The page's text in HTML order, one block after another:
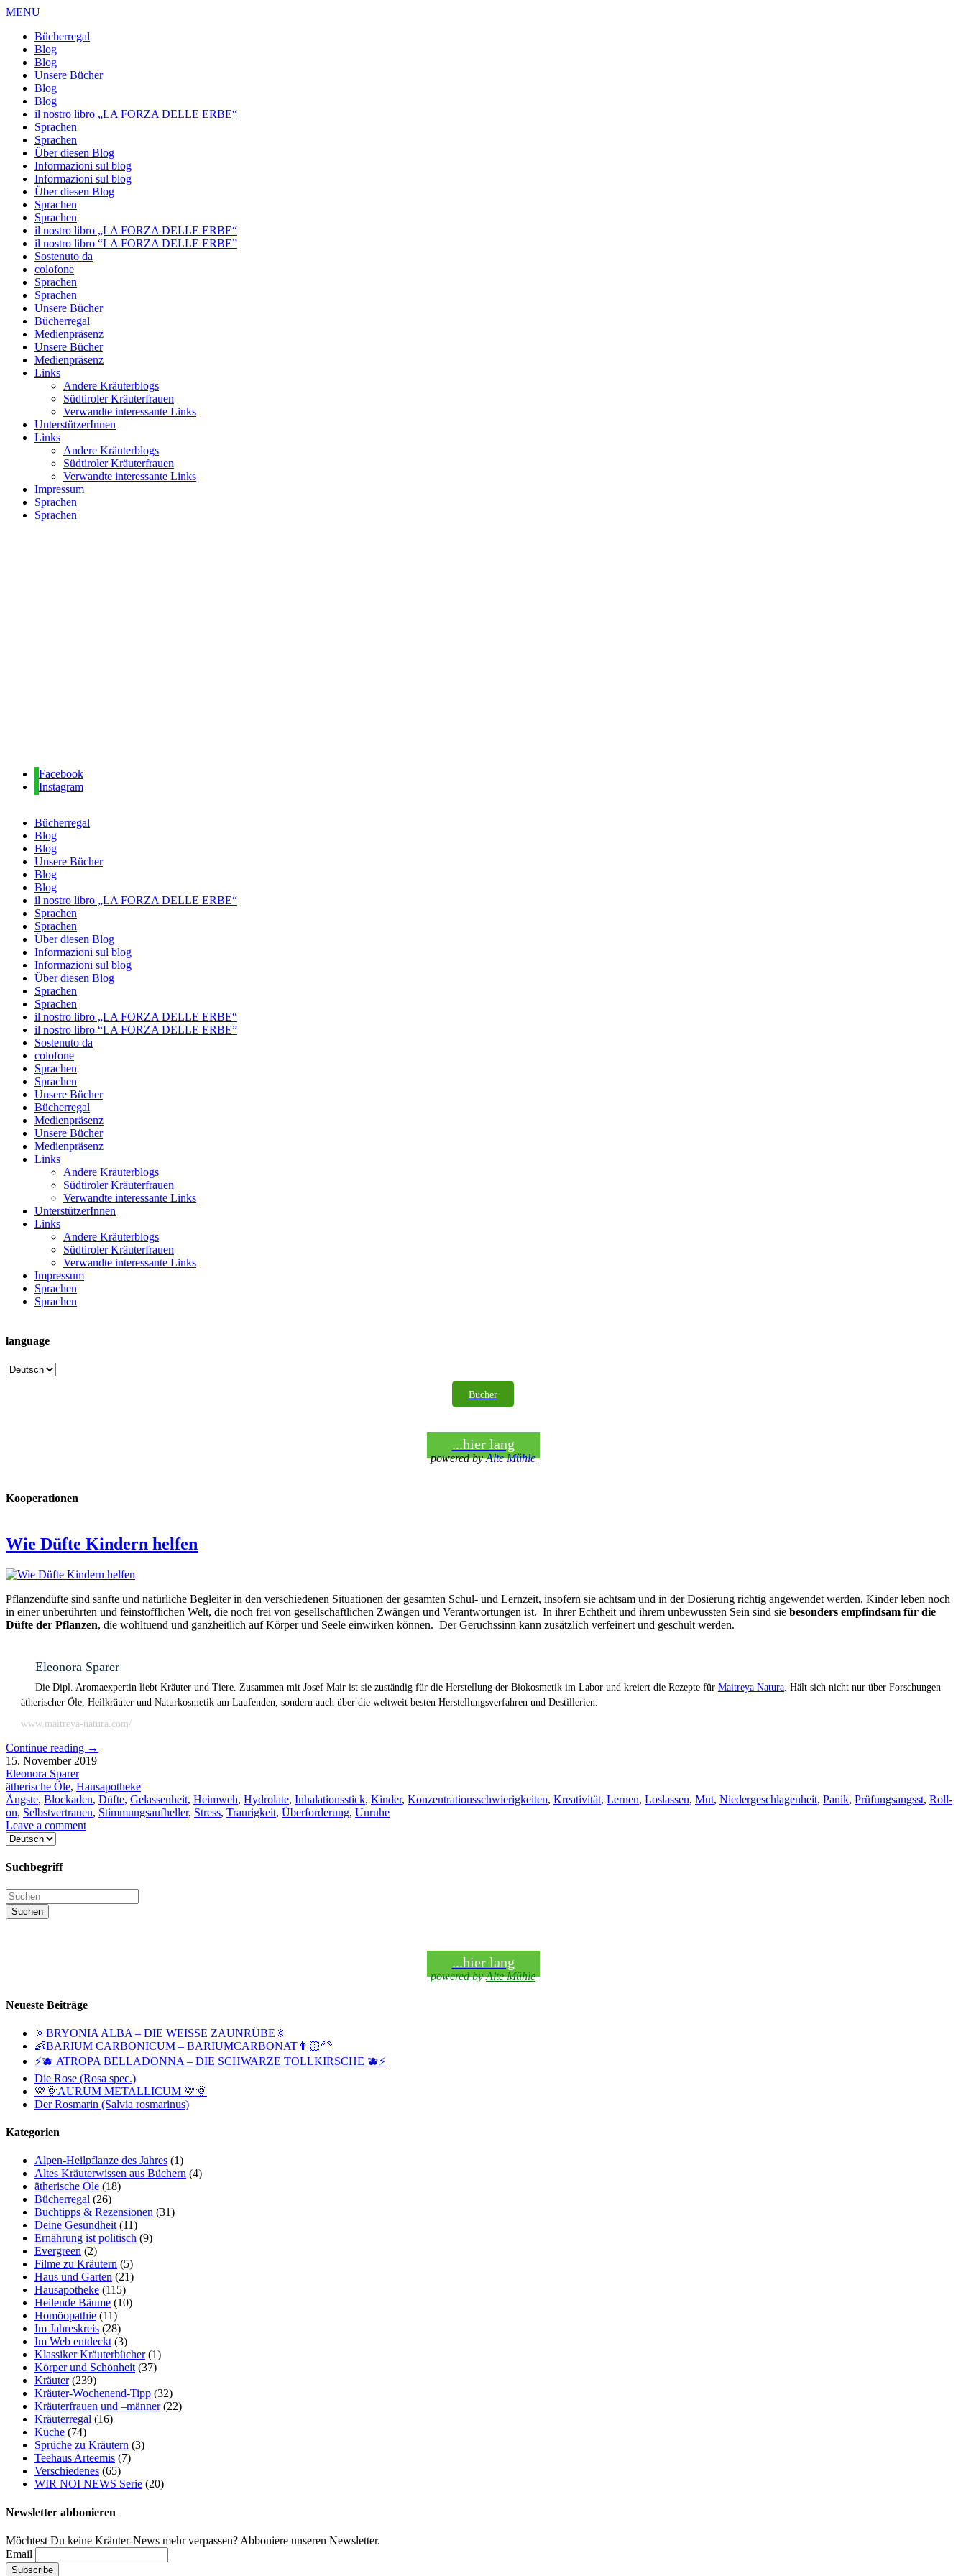
MENU
Bücherregal
Blog
Blog
Unsere Bücher
Blog
Blog
il nostro libro „LA FORZA DELLE ERBE“
Sprachen
Sprachen
Über diesen Blog
Informazioni sul blog
Informazioni sul blog
Über diesen Blog
Sprachen
Sprachen
il nostro libro „LA FORZA DELLE ERBE“
il nostro libro “LA FORZA DELLE ERBE”
Sostenuto da
colofone
Sprachen
Sprachen
Unsere Bücher
Bücherregal
Medienpräsenz
Unsere Bücher
Medienpräsenz
Links
Andere Kräuterblogs
Südtiroler Kräuterfrauen
Verwandte interessante Links
UnterstützerInnen
Links
Andere Kräuterblogs
Südtiroler Kräuterfrauen
Verwandte interessante Links
Impressum
Sprachen
Sprachen
Facebook
Instagram
Bücherregal
Blog
Blog
Unsere Bücher
Blog
Blog
il nostro libro „LA FORZA DELLE ERBE“
Sprachen
Sprachen
Über diesen Blog
Informazioni sul blog
Informazioni sul blog
Über diesen Blog
Sprachen
Sprachen
il nostro libro „LA FORZA DELLE ERBE“
il nostro libro “LA FORZA DELLE ERBE”
Sostenuto da
colofone
Sprachen
Sprachen
Unsere Bücher
Bücherregal
Medienpräsenz
Unsere Bücher
Medienpräsenz
Links
Andere Kräuterblogs
Südtiroler Kräuterfrauen
Verwandte interessante Links
UnterstützerInnen
Links
Andere Kräuterblogs
Südtiroler Kräuterfrauen
Verwandte interessante Links
Impressum
Sprachen
Sprachen
language
language
Bücher
...hier lang
powered byAlte Mühle
Kooperationen
Wie Düfte Kindern helfen
Pflanzendüfte sind sanfte und natürliche Begleiter in den verschiedenen Situationen der gesamten Schul- und Lernzeit, insofern sie achtsam und in der Dosierung richtig angewendet werden. Kinder leben noch
in einer unberührten und feinstofflichen Welt, die noch frei von gesellschaftlichen Zwängen und Verantwortungen ist. In ihrer Echtheit und ihrem unbewussten Sein sind sie besonders empfindsam für die
Düfte der Pflanzen, die wohltuend und ganzheitlich auf Körper und Seele einwirken können. Der Geruchssinn kann zusätzlich verfeinert und geschult werden.
Eleonora Sparer
Die Dipl. Aromaexpertin liebt Kräuter und Tiere. Zusammen mit Josef Mair ist sie zuständig für die Herstellung der Biokosmetik im Labor und kreiert die Rezepte für Maitreya Natura . Hält sich nicht nur über Forschungen
ätherischer Öle, Heilkräuter und Naturkosmetik am Laufenden, sondern auch über die weltweit besten Herstellungsverfahren und Destillerien.
www.maitreya-natura.com/
Continue reading →
15. November 2019
Eleonora Sparer
ätherische Öle, Hausapotheke
Ängste, Blockaden, Düfte, Gelassenheit, Heimweh, Hydrolate, Inhalationsstick, Kinder, Konzentrationsschwierigkeiten, Kreativität, Lernen, Loslassen, Mut, Niedergeschlagenheit, Panik, Prüfungsangsst, Roll-
on, Selbstvertrauen, Stimmungsaufheller, Stress, Traurigkeit, Überforderung, Unruhe
Leave a comment
Sprache
Suchbegriff
...hier lang
powered byAlte Mühle
Neueste Beiträge
🔆BRYONIA ALBA – DIE WEISSE ZAUNRÜBE🔆
👶BARIUM CARBONICUM – BARIUMCARBONAT👨🏻‍🦳
⚡🫐 ATROPA BELLADONNA – DIE SCHWARZE TOLLKIRSCHE 🫐⚡
Die Rose (Rosa spec.)
💛🌞AURUM METALLICUM 💛🌞
Der Rosmarin (Salvia rosmarinus)
Kategorien
Alpen-Heilpflanze des Jahres (1)
Altes Kräuterwissen aus Büchern (4)
ätherische Öle (18)
Bücherregal (26)
Buchtipps & Rezensionen (31)
Deine Gesundheit (11)
Ernährung ist politisch (9)
Evergreen (2)
Filme zu Kräutern (5)
Haus und Garten (21)
Hausapotheke (115)
Heilende Bäume (10)
Homöopathie (11)
Im Jahreskreis (28)
Im Web entdeckt (3)
Klassiker Kräuterbücher(1)
Körper und Schönheit (37)
Kräuter(239)
Kräuter-Wochenend-Tipp (32)
Kräuterfrauen und –männer(22)
Kräuterregal (16)
Küche (74)
Sprüche zu Kräutern (3)
Teehaus Arteemis (7)
Verschiedenes (65)
WIR NOI NEWS Serie (20)
Newsletter abbonieren
Möchtest Du keine Kräuter-News mehr verpassen? Abboniere unseren Newsletter.
Email